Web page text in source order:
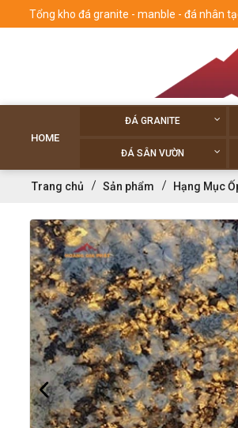
Tổng kho đá granite - manble - đá nhân
HOME
ĐÁ GRANITE
ĐÁ SÂN VƯỜN
Trang chủ Sản phẩm Hạng Mục